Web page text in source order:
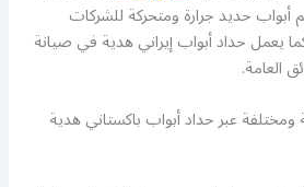
حديد جرارة ومتحركة للشركات
يعمل حداد أبواب إيراني هدية في صيانة
العامة.
عبر حداد أبواب باكستاني هدية